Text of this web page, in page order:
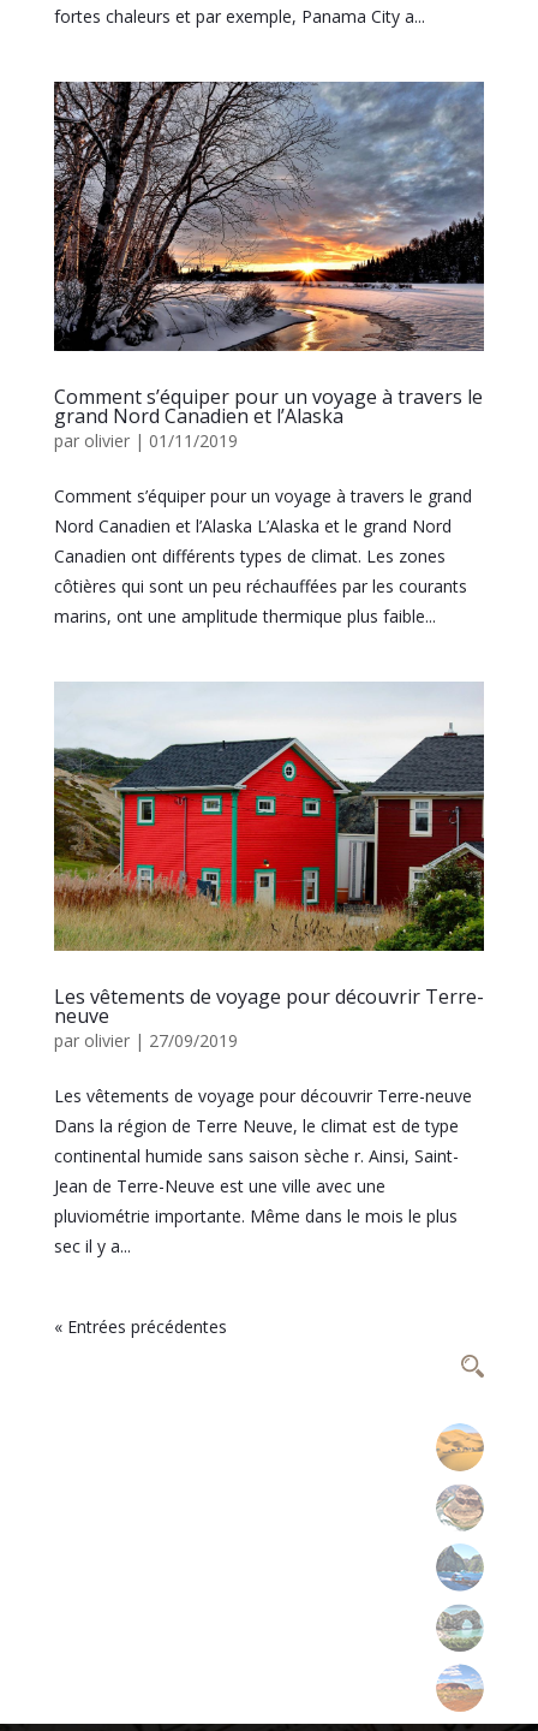
fortes chaleurs et par exemple, Panama City a...
Comment s’équiper pour un voyage à travers le
grand Nord Canadien et l’Alaska
par olivier| 01/11/2019
Comment s’équiper pour un voyage à travers le grand
Nord Canadien et l’Alaska L’Alaska et le grand Nord
Canadien ont différents types de climat. Les zones
côtières qui sont un peu réchauffées par les courants
marins, ont une amplitude thermique plus faible...
Les vêtements de voyage pour découvrir Terre-
neuve
par olivier| 27/09/2019
Les vêtements de voyage pour découvrir Terre-neuve
Dans la région de Terre Neuve, le climat est de type
continental humide sans saison sèche r. Ainsi, Saint-
Jean de Terre-Neuve est une ville avec une
pluviométrie importante. Même dans le mois le plus
sec il y a...
« Entrées précédentes